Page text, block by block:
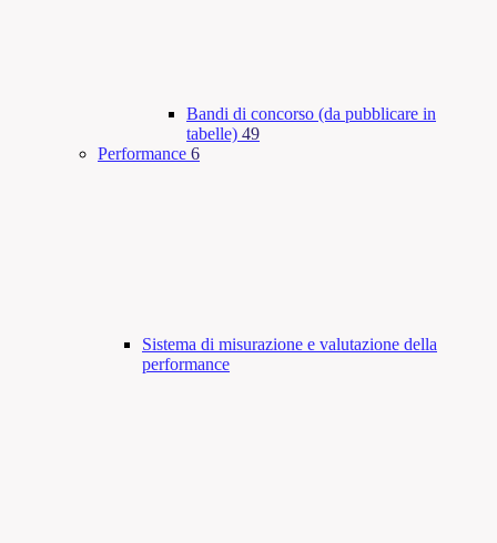
Bandi di concorso (da pubblicare in
tabelle) 49
Performance 6
Sistema di misurazione e valutazione della
performance